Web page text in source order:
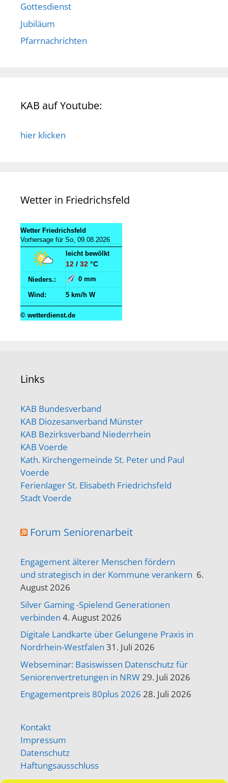
Gottesdienst
Jubiläum
Pfarrnachrichten
KAB auf Youtube:
hier klicken
Wetter in Friedrichsfeld
Wetter Friedrichsfeld
Vorhersage für So, 09.08.2026
leicht bewölkt
12 / 32 °C
Nieders.: 0 mm
Wind: 5 km/h W
© wetterdienst.de
Links
KAB Bundesverband
KAB Diozesanverband Münster
KAB Bezirksverband Niederrhein
KAB Voerde
Kath. Kirchengemeinde St. Peter und Paul
Voerde
Ferienlager St. Elisabeth Friedrichsfeld
Stadt Voerde
Forum Seniorenarbeit
Engagement älterer Menschen fördern
und strategisch in der Kommune verankern 6.
August 2026
Silver Gaming -Spielend Generationen
verbinden 4. August 2026
Digitale Landkarte über Gelungene Praxis in
Nordrhein-Westfalen 31. Juli 2026
Webseminar: Basiswissen Datenschutz für
Seniorenvertretungen in NRW 29. Juli 2026
Engagementpreis 80plus 2026 28. Juli 2026
Kontakt
Impressum
Datenschutz
Haftungsausschluss